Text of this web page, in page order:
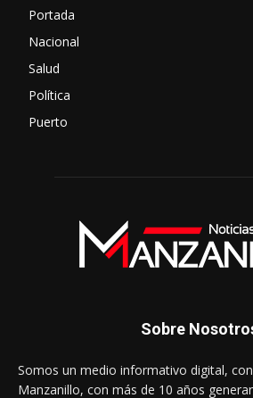
Portada
Nacional
Salud
Política
Puerto
Sobre
Somos un medio informativo digital,
Manzanillo, con más de 10 años